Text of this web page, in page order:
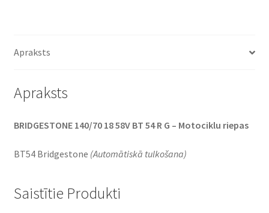
Apraksts
Apraksts
BRIDGESTONE 140/70 18 58V BT 54 R G – Motociklu riepas
BT54 Bridgestone (Automātiskā tulkošana)
Saistītie Produkti